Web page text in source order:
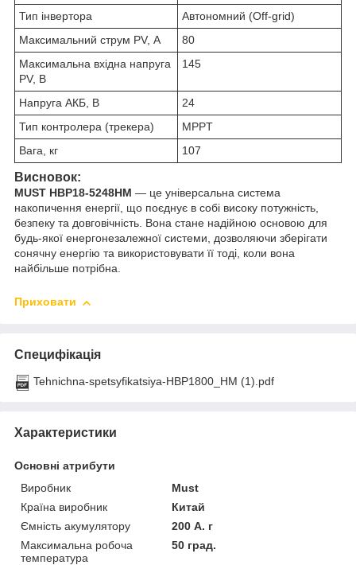
Тип інвертора
Автономний (Off-grid)
Максимальний струм PV, А
80
Максимальна вхідна напруга
PV, В
145
Напруга АКБ, В
24
Тип контролера (трекера)
MPPT
Вага, кг
107
Висновок:
MUST HBP18-5248HM — це універсальна система
накопичення енергії, що поєднує в собі високу потужність,
безпеку та довговічність. Вона стане надійною основою для
будь-якої енергонезалежної системи, дозволяючи зберігати
сонячну енергію та використовувати її тоді, коли вона
найбільше потрібна.
Приховати
Специфікація
Tehnichna-spetsyfikatsiya-HBP1800_HM (1).pdf
Характеристики
Основні атрибути
Виробник
Must
Країна виробник
Китай
Ємність акумулятору
200 А. г
Максимальна робоча
температура
50 град.